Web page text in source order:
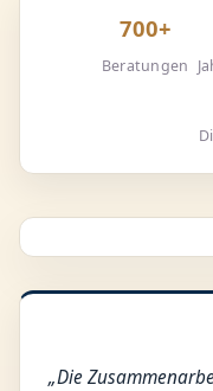
700+
Beratungen
„Die